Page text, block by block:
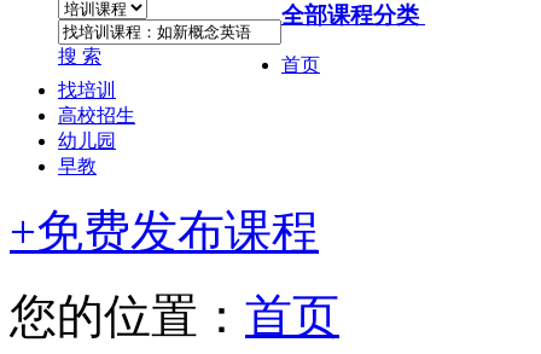
搜 索
全部课程分类
首页
找培训
高校招生
幼儿园
早教
+免费发布课程
您的位置： 首页